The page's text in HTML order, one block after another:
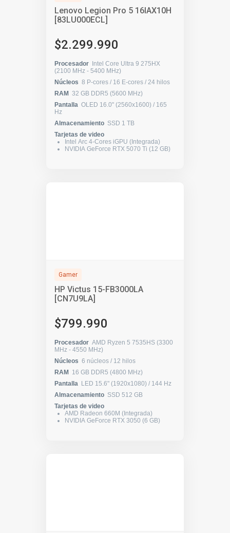
Lenovo Legion Pro 5 16IAX10H
[83LU000ECL]
$2.299.990
Procesador Intel Core Ultra 9 275HX
(2100 MHz - 5400 MHz)
Núcleos
8 P-cores / 16 E-cores / 24 hilos
RAM 32 GB DDR5 (5600 MHz)
Pantalla OLED 16.0" (2560x1600) / 165
Hz
Almacenamiento SSD 1 TB
Tarjetas de video
Intel Arc 4-Cores iGPU (Integrada)
NVIDIA GeForce RTX 5070 Ti (12 GB)
Gamer
HP Victus 15-FB3000LA
[CN7U9LA]
$799.990
Procesador AMD Ryzen 5 7535HS (3300
MHz - 4550 MHz)
Núcleos
6 núcleos / 12 hilos
RAM 16 GB DDR5 (4800 MHz)
Pantalla
LED 15.6" (1920x1080) / 144 Hz
Almacenamiento SSD 512 GB
Tarjetas de video
AMD Radeon 660M (Integrada)
NVIDIA GeForce RTX 3050 (6 GB)